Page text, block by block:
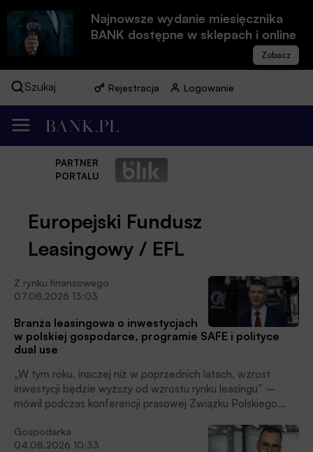
Najnowsze wydanie miesięcznika
BANK dostępne w sklepach i online
Szukaj Rejestracja Logowanie
PARTNER
PORTALU
Europejski Fundusz
Leasingowy / EFL
Z rynku finansowego
07.08.2026 13:03
Branża leasingowa o inwestycjach
w polskiej gospodarce, programie SAFE i polityce
dual use
„W tym roku, inaczej niż w poprzednich latach, wzrost
inwestycji będzie wyższy od wzrostu rynku leasingu” –
mówił podczas konferencji prasowej Związku Polskiego
Gospodarka
04.08.2026 10:33